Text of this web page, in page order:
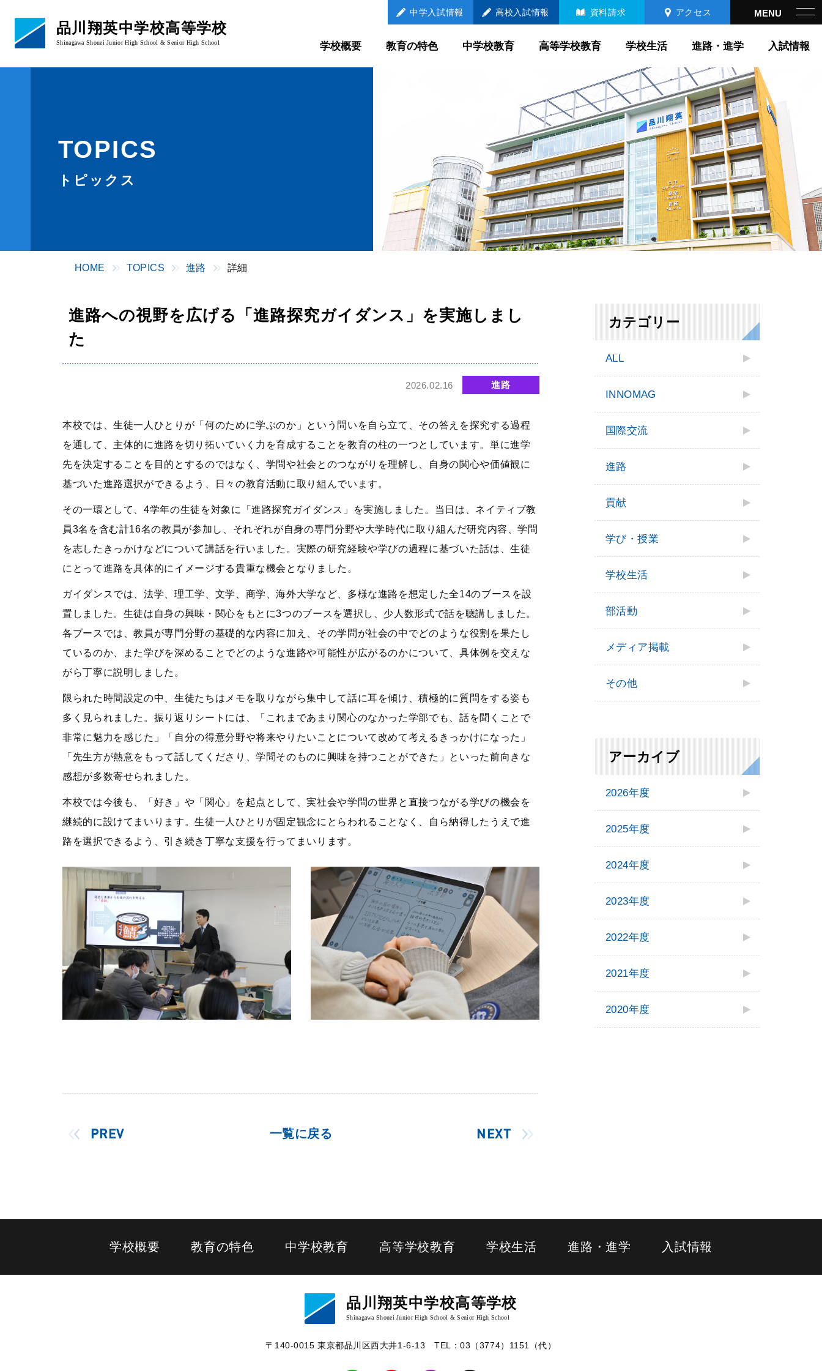
品川翔英中学校高等学校
Shinagawa Shouei Junior High School & Senior High School
中学入試情報 高校 入試情報 資料請求 アクセス
学校概要・沿革
高等学校教育
年間行事 2023年大学合格実績
2026年度 中学校説
明会・公開行事
中学入試情報
高校入試情報
高校入試過去問題
学費
学校概要 教育の特色 中学校教育 高等学校教育 学校生活 進路・進学 入試情報
TOPICS
トピックス
HOME TOPICS 進路 詳細
進路への視野を広げる「進路探究ガイダンス」を実施しまし
た
2026.02.16 進路
本校では、生徒一人ひとりが「何のために学ぶのか」という問いを自ら立て、その答えを探究する過程
を通して、主体的に進路を切り拓いていく力を育成することを教育の柱の一つとしています。単に進学
先を決定することを目的とするのではなく、学問や社会とのつながりを理解し、自身の関心や価値観に
基づいた進路選択ができるよう、日々の教育活動に取り組んでいます。
その一環として、4学年の生徒を対象に「進路探究ガイダンス」を実施しました。当日は、ネイティブ教
員3名を含む計16名の教員が参加し、それぞれが自身の専門分野や大学時代に取り組んだ研究内容、学問
を志したきっかけなどについて講話を行いました。実際の研究経験や学びの過程に基づいた話は、生徒
にとって進路を具体的にイメージする貴重な機会となりました。
ガイダンスでは、法学、理工学、文学、商学、海外大学など、多様な進路を想定した全14のブースを設
置しました。生徒は自身の興味・関心をもとに3つのブースを選択し、少人数形式で話を聴講しました。
各ブースでは、教員が専門分野の基礎的な内容に加え、その学問が社会の中でどのような役割を果たし
ているのか、また学びを深めることでどのような進路や可能性が広がるのかについて、具体例を交えな
がら丁寧に説明しました。
限られた時間設定の中、生徒たちはメモを取りながら集中して話に耳を傾け、積極的に質問をする姿も
多く見られました。振り返りシートには、「これまであまり関心のなかった学部でも、話を聞くことで
非常に魅力を感じた」「自分の得意分野や将来やりたいことについて改めて考えるきっかけになった」
「先生方が熱意をもって話してくださり、学問そのものに興味を持つことができた」といった前向きな
感想が多数寄せられました。
本校では今後も、「好き」や「関心」を起点として、実社会や学問の世界と直接つながる学びの機会を
継続的に設けてまいります。生徒一人ひとりが固定観念にとらわれることなく、自ら納得したうえで進
路を選択できるよう、引き続き丁寧な支援を行ってまいります。
PREV 一覧に戻る NEXT
カテゴリー
ALL
INNOMAG
国際交流
進路
貢献
学び・授業
学校⽣活
部活動
メディア掲載
その他
アーカイブ
2026年度
2025年度
2024年度
2023年度
2022年度
2021年度
2020年度
学校概要 教育の特色 中学校教育 高等学校教育 学校生活 進路・進学 入試情報
品川翔英中学校高等学校
Shinagawa Shouei Junior High School & Senior High School
〒140-0015 東京都品川区⻄⼤井1-6-13 TEL：03（3774）1151（代）